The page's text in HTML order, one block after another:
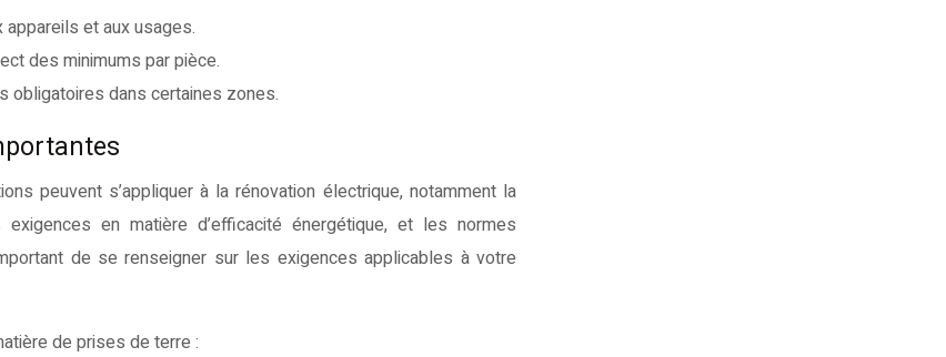
et aux usages.
des minimums par pièce.
obligatoires dans certaines zones.
peuvent s’appliquer à la rénovation électrique, notamment la
en matière d’efficacité énergétique, et les normes
de se renseigner sur les exigences applicables à votre
de prises de terre :